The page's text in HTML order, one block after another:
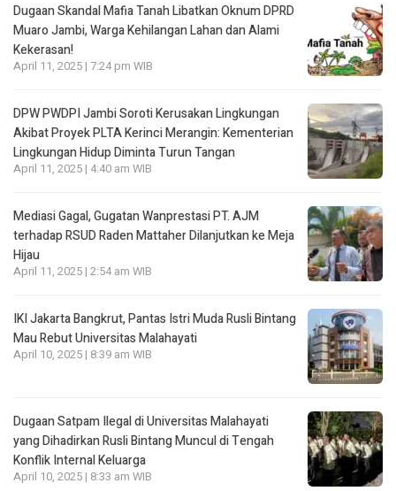
Dugaan Skandal Mafia Tanah Libatkan Oknum DPRD
Muaro Jambi, Warga Kehilangan Lahan dan Alami
Kekerasan!
April 11, 2025 | 7:24 pm WIB
DPW PWDPI Jambi Soroti Kerusakan Lingkungan
Akibat Proyek PLTA Kerinci Merangin: Kementerian
Lingkungan Hidup Diminta Turun Tangan
April 11, 2025 | 4:40 am WIB
Mediasi Gagal, Gugatan Wanprestasi PT. AJM
terhadap RSUD Raden Mattaher Dilanjutkan ke Meja
Hijau
April 11, 2025 | 2:54 am WIB
IKI Jakarta Bangkrut, Pantas Istri Muda Rusli Bintang
Mau Rebut Universitas Malahayati
April 10, 2025 | 8:39 am WIB
Dugaan Satpam Ilegal di Universitas Malahayati
yang Dihadirkan Rusli Bintang Muncul di Tengah
Konflik Internal Keluarga
April 10, 2025 | 8:33 am WIB